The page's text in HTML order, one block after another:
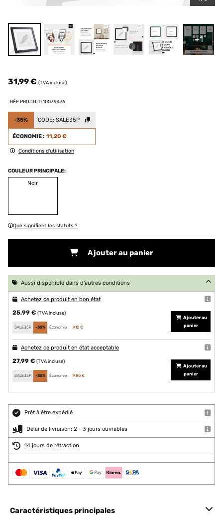
+1
31,99 € (TVA incluse)
RÉF PRODUIT: 10039476
-35% CODE: SALE35P
ÉCONOMIE : 11,20 €
Conditions d'utilisation
COULEUR PRINCIPALE:
Noir
Que signifient les statuts ?
Ajouter au panier
Aussi disponible dans d'autres conditions
Achetez ce produit en bon état
25,99 € (TVA incluse)
SALE35P -35% Économie : 9,10 €
Ajouter au
panier
Achetez ce produit en état acceptable
27,99 € (TVA incluse)
SALE35P -35% Économie : 9,80 €
Ajouter au
panier
Prêt à être expédié
Délai de livraison: 2 - 3 jours ouvrables
14 jours de rétraction
Caractéristiques principales